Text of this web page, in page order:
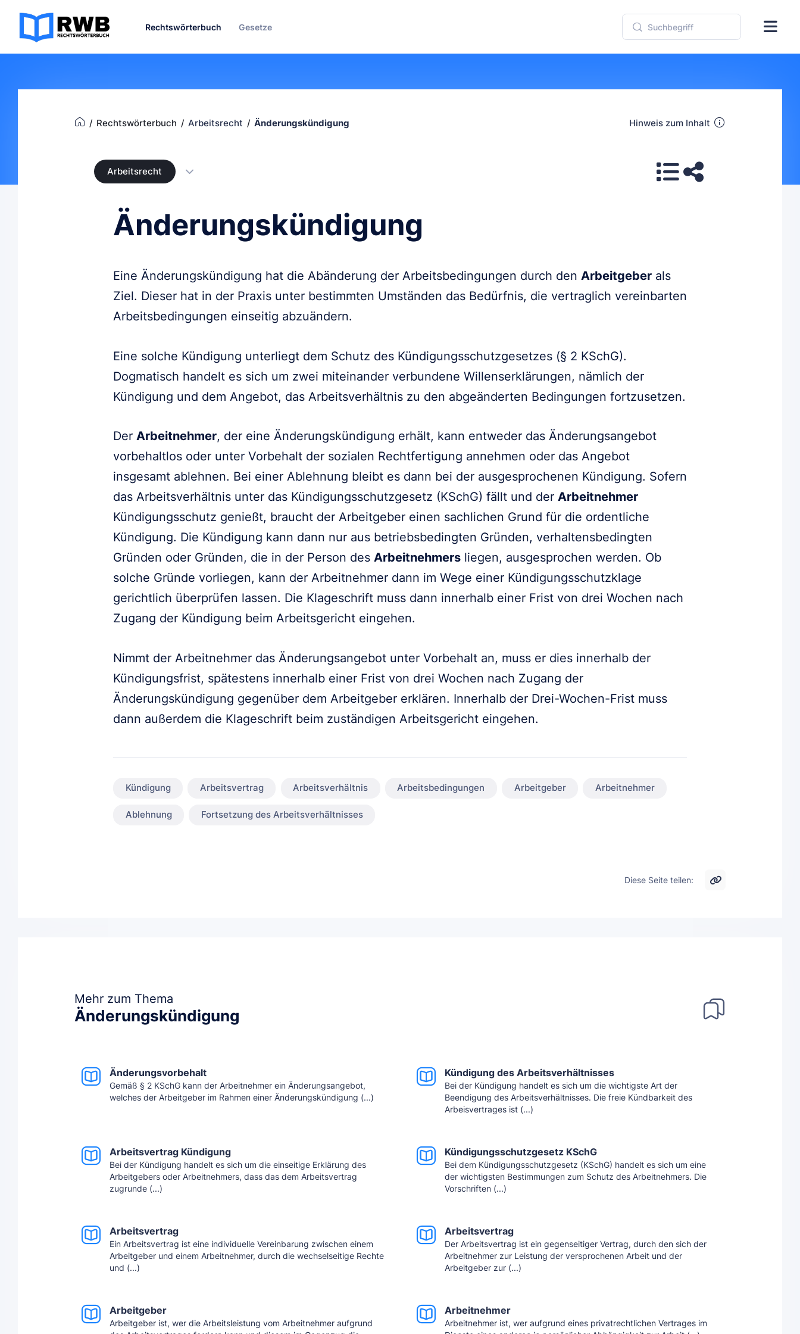
Rechtswörterbuch Gesetze
Rechtswörterbuch Arbeitsrecht Änderungskündigung Hinweis zum Inhalt
Arbeitsrecht
Änderungskündigung
Eine Änderungskündigung hat die Abänderung der Arbeitsbedingungen durch den Arbeitgeber als
Ziel. Dieser hat in der Praxis unter bestimmten Umständen das Bedürfnis, die vertraglich vereinbarten
Arbeitsbedingungen einseitig abzuändern.
Eine solche Kündigung unterliegt dem Schutz des Kündigungsschutzgesetzes (§ 2 KSchG).
Dogmatisch handelt es sich um zwei miteinander verbundene Willenserklärungen, nämlich der
Kündigung und dem Angebot, das Arbeitsverhältnis zu den abgeänderten Bedingungen fortzusetzen.
Der Arbeitnehmer, der eine Änderungskündigung erhält, kann entweder das Änderungsangebot
vorbehaltlos oder unter Vorbehalt der sozialen Rechtfertigung annehmen oder das Angebot
insgesamt ablehnen. Bei einer Ablehnung bleibt es dann bei der ausgesprochenen Kündigung. Sofern
das Arbeitsverhältnis unter das Kündigungsschutzgesetz (KSchG) fällt und der Arbeitnehmer
Kündigungsschutz genießt, braucht der Arbeitgeber einen sachlichen Grund für die ordentliche
Kündigung. Die Kündigung kann dann nur aus betriebsbedingten Gründen, verhaltensbedingten
Gründen oder Gründen, die in der Person des Arbeitnehmers liegen, ausgesprochen werden. Ob
solche Gründe vorliegen, kann der Arbeitnehmer dann im Wege einer Kündigungsschutzklage
gerichtlich überprüfen lassen. Die Klageschrift muss dann innerhalb einer Frist von drei Wochen nach
Zugang der Kündigung beim Arbeitsgericht eingehen.
Nimmt der Arbeitnehmer das Änderungsangebot unter Vorbehalt an, muss er dies innerhalb der
Kündigungsfrist, spätestens innerhalb einer Frist von drei Wochen nach Zugang der
Änderungskündigung gegenüber dem Arbeitgeber erklären. Innerhalb der Drei-Wochen-Frist muss
dann außerdem die Klageschrift beim zuständigen Arbeitsgericht eingehen.
Kündigung Arbeitsvertrag Arbeitsverhältnis Arbeitsbedingungen Arbeitgeber Arbeitnehmer
Ablehnung Fortsetzung des Arbeitsverhältnisses
Diese Seite teilen:
Mehr zum Thema
Änderungskündigung
Änderungsvorbehalt
Gemäß § 2 KSchG kann der Arbeitnehmer ein Änderungsangebot,
welches der Arbeitgeber im Rahmen einer Änderungskündigung (...)
Kündigung des Arbeitsverhältnisses
Bei der Kündigung handelt es sich um die wichtigste Art der
Beendigung des Arbeitsverhältnisses. Die freie Kündbarkeit des
Arbeisvertrages ist (...)
Arbeitsvertrag Kündigung
Bei der Kündigung handelt es sich um die einseitige Erklärung des
Arbeitgebers oder Arbeitnehmers, dass das dem Arbeitsvertrag
zugrunde (...)
Kündigungsschutzgesetz KSchG
Bei dem Kündigungsschutzgesetz (KSchG) handelt es sich um eine
der wichtigsten Bestimmungen zum Schutz des Arbeitnehmers. Die
Vorschriften (...)
Arbeitsvertrag
Ein Arbeitsvertrag ist eine individuelle Vereinbarung zwischen einem
Arbeitgeber und einem Arbeitnehmer, durch die wechselseitige Rechte
und (...)
Arbeitsvertrag
Der Arbeitsvertrag ist ein gegenseitiger Vertrag, durch den sich der
Arbeitnehmer zur Leistung der versprochenen Arbeit und der
Arbeitgeber zur (...)
Arbeitgeber
Arbeitgeber ist, wer die Arbeitsleistung vom Arbeitnehmer aufgrund
Arbeitnehmer
Arbeitnehmer ist, wer aufgrund eines privatrechtlichen Vertrages im